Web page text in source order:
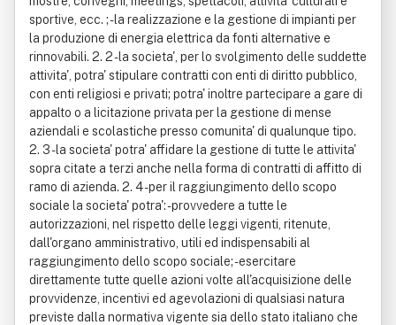
sportive, ecc. ; - la realizzazione e la gestione di impianti per
la produzione di energia elettrica da fonti alternative e
rinnovabili. 2. 2 - la societa', per lo svolgimento delle suddette
attivita', potra' stipulare contratti con enti di diritto pubblico,
con enti religiosi e privati; potra' inoltre partecipare a gare di
appalto o a licitazione privata per la gestione di mense
aziendali e scolastiche presso comunita' di qualunque tipo.
2. 3 - la societa' potra' affidare la gestione di tutte le attivita'
sopra citate a terzi anche nella forma di contratti di affitto di
ramo di azienda. 2. 4 - per il raggiungimento dello scopo
sociale la societa' potra': - provvedere a tutte le
autorizzazioni, nel rispetto delle leggi vigenti, ritenute,
dall'organo amministrativo, utili ed indispensabili al
raggiungimento dello scopo sociale; - esercitare
direttamente tutte quelle azioni volte all'acquisizione delle
provvidenze, incentivi ed agevolazioni di qualsiasi natura
previste dalla normativa vigente sia dello stato italiano che